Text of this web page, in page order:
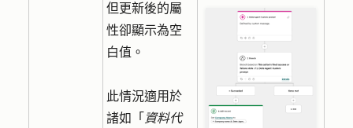
但更新後的屬
性卻顯示為空
白值。
此情況適用於
諸如「 資料代